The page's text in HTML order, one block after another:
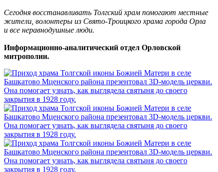
Сегодня восстанавливать Толгский храм помогают местные
жители, волонтеры из Свято-Троицкого храма города Орла
и все неравнодушные люди.
Информационно-аналитический отдел Орловской
митрополии.